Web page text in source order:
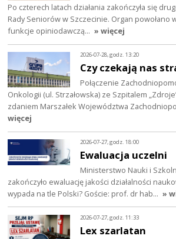
Po czterech latach działania zakończyła się
Rady Seniorów w Szczecinie. Organ powołano
funkcje opiniodawczą… » więcej
2026-07-28, godz. 13:20
Czy czekają nas
Połączenie
Onkologii (ul. Strzałowska) ze Szpitalem
zdaniem Marszałek Województwa
więcej
2026-07-27, godz. 18:00
Ewaluacja uczelni
Ministerstwo Nauki i
zakończyło ewaluację jakości działalności
wypada na tle Polski? Goście: prof. dr hab… »
2026-07-27, godz. 11:33
Lex szarlatan